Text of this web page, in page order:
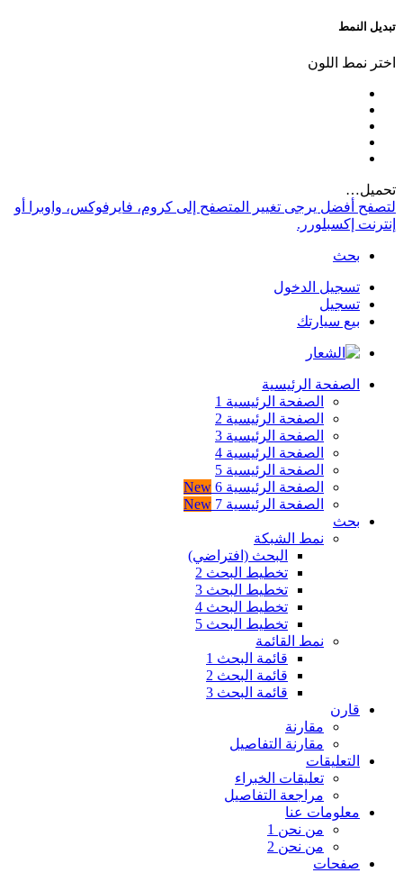
تبديل النمط
اختر نمط اللون
تحميل…
لتصفح أفضل يرجى تغيير المتصفح إلى كروم، فايرفوكس، واوبرا أو
إنترنت إكسبلورر.
بحث
تسجيل الدخول
تسجيل
بيع سيارتك
الصفحة الرئيسية
الصفحة الرئيسية 1
الصفحة الرئيسية 2
الصفحة الرئيسية 3
الصفحة الرئيسية 4
الصفحة الرئيسية 5
الصفحة الرئيسية 6
New
الصفحة الرئيسية 7
New
بحث
نمط الشبكة
البحث (افتراضي)
تخطيط البحث 2
تخطيط البحث 3
تخطيط البحث 4
تخطيط البحث 5
نمط القائمة
قائمة البحث 1
قائمة البحث 2
قائمة البحث 3
قارن
مقارنة
مقارنة التفاصيل
التعليقات
تعليقات الخبراء
مراجعة التفاصيل
معلومات عنا
من نحن 1
من نحن 2
صفحات